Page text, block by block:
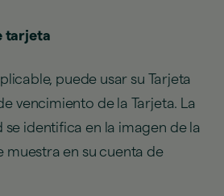
tarjeta
puede usar su Tarjeta
vencimiento de la Tarjeta. La
identifica en la imagen de la
muestra en su cuenta de